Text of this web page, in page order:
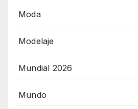
Moda
Modelaje
Mundial 2026
Mundo